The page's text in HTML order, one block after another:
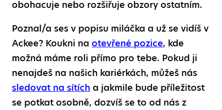
obohacuje nebo rozšiřuje obzory ostatním.
Poznal/a ses v popisu miláčka a už se vidíš v
Ackee? Koukni na otevřené pozice, kde
možná máme roli přímo pro tebe. Pokud ji
nenajdeš na našich kariérkách, můžeš nás
sledovat na sítích a jakmile bude příležitost
se potkat osobně, dozvíš se to od nás z